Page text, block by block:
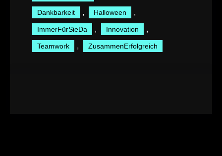
Dankbarkeit , Halloween ,
ImmerFürSieDa , Innovation ,
Teamwork , ZusammenErfolgreich